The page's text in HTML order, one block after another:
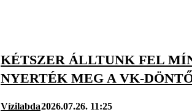
KÉTSZER ÁLLTUNK FEL
NYERTÉK MEG A VK-
Vízilabda2026.07.26. 11:25